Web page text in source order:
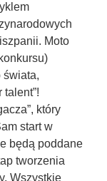
Moto
świata,
talent”!
który
start w
będą poddane
tworzenia
Wszystkie